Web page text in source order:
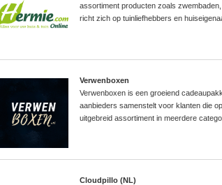
assortiment producten zoals
richt zich op tuinliefhebbers en
Verwenboxen
Verwenboxen is een groeiend
aanbieders samenstelt voor klanten die
uitgebreid assortiment in meerdere
Cloudpillo (NL)